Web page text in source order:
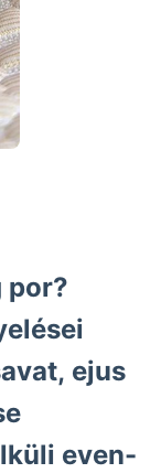
por?
ejus
even-